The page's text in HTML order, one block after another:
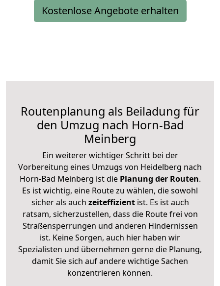
Kostenlose Angebote erhalten
Routenplanung als Beiladung für
den Umzug nach Horn-Bad
Meinberg
Ein weiterer wichtiger Schritt bei der
Vorbereitung eines Umzugs von Heidelberg nach
Horn-Bad Meinberg ist diePlanung der Routen.
Es ist wichtig, eine Route zu wählen, die sowohl
sicher als auch zeiteffizientist. Es ist auch
ratsam, sicherzustellen, dass die Route frei von
Straßensperrungen und anderen Hindernissen
ist. Keine Sorgen, auch hier haben wir
Spezialisten und übernehmen gerne die Planung,
damit Sie sich auf andere wichtige Sachen
konzentrieren können.